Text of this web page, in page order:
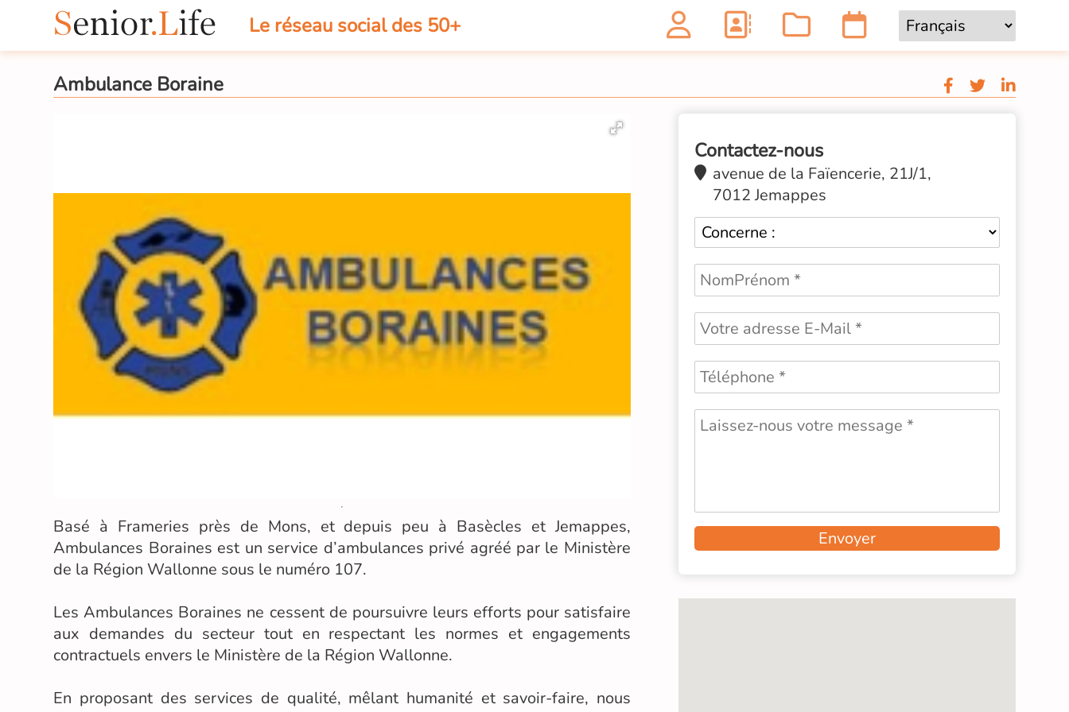
Le réseau social des 50+
Ambulance Boraine
Basé à Frameries près de Mons, et depuis peu à Basècles et Jemappes,
Ambulances Boraines est un service d’ambulances privé agréé par le Ministère
de la Région Wallonne sous le numéro 107.
Les Ambulances Boraines ne cessent de poursuivre leurs efforts pour satisfaire
aux demandes du secteur tout en respectant les normes et engagements
contractuels envers le Ministère de la Région Wallonne.
En proposant des services de qualité, mêlant humanité et savoir-faire, nous
Contactez-nous
avenue de la Faïencerie, 21J/1,
7012 Jemappes
Envoyer